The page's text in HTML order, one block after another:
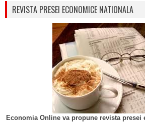
REVISTA PRESEI ECONOMICE NATIONALA
Economia Online va propune revista presei